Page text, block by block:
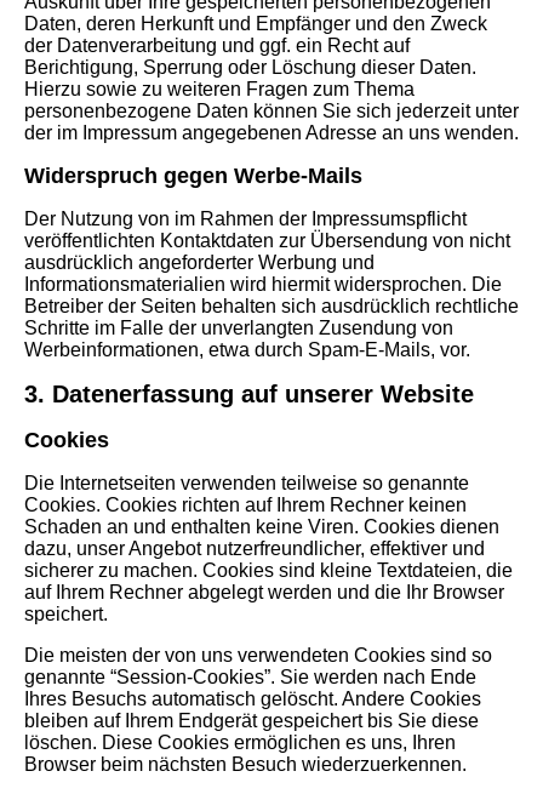
Daten, deren Herkunft und Empfänger und den Zweck
der Datenverarbeitung und ggf. ein Recht auf
Berichtigung, Sperrung oder Löschung dieser Daten.
Hierzu sowie zu weiteren Fragen zum Thema
personenbezogene Daten können Sie sich jederzeit unter
der im Impressum angegebenen Adresse an uns wenden.
Widerspruch gegen Werbe-Mails
Der Nutzung von im Rahmen der Impressumspflicht
veröffentlichten Kontaktdaten zur Übersendung von nicht
ausdrücklich angeforderter Werbung und
Informationsmaterialien wird hiermit widersprochen. Die
Betreiber der Seiten behalten sich ausdrücklich rechtliche
Schritte im Falle der unverlangten Zusendung von
Werbeinformationen, etwa durch Spam-E-Mails, vor.
3. Datenerfassung auf unserer Website
Cookies
Die Internetseiten verwenden teilweise so genannte
Cookies. Cookies richten auf Ihrem Rechner keinen
Schaden an und enthalten keine Viren. Cookies dienen
dazu, unser Angebot nutzerfreundlicher, effektiver und
sicherer zu machen. Cookies sind kleine Textdateien, die
auf Ihrem Rechner abgelegt werden und die Ihr Browser
speichert.
Die meisten der von uns verwendeten Cookies sind so
genannte “Session-Cookies”. Sie werden nach Ende
Ihres Besuchs automatisch gelöscht. Andere Cookies
bleiben auf Ihrem Endgerät gespeichert bis Sie diese
löschen. Diese Cookies ermöglichen es uns, Ihren
Browser beim nächsten Besuch wiederzuerkennen.